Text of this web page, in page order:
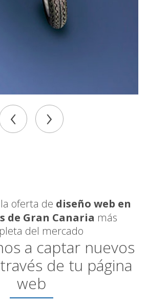
‹ ›
oferta de diseño web en
de Gran Canaria más
del mercado
a captar nuevos
de tu página
web